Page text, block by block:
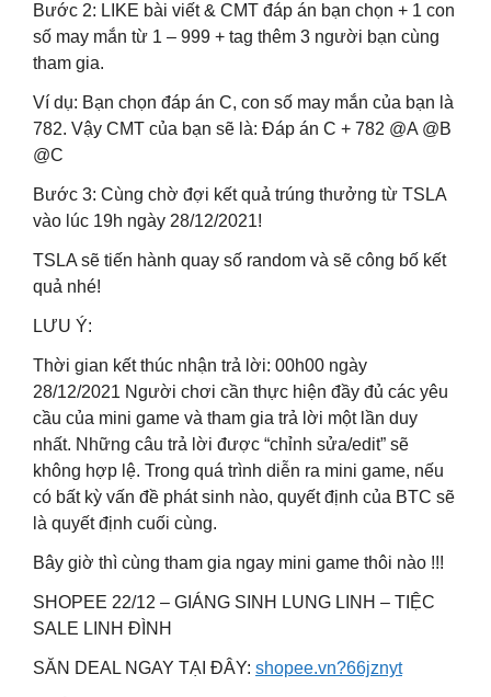
Bước 2: LIKE bài viết & CMT đáp án bạn chọn + 1 con
số may mắn từ 1 – 999 + tag thêm 3 người bạn cùng
tham gia.
Ví dụ: Bạn chọn đáp án C, con số may mắn của bạn là
782. Vậy CMT của bạn sẽ là: Đáp án C + 782 @A @B
@C
Bước 3: Cùng chờ đợi kết quả trúng thưởng từ TSLA
vào lúc 19h ngày 28/12/2021!
TSLA sẽ tiến hành quay số random và sẽ công bố kết
quả nhé!
LƯU Ý:
Thời gian kết thúc nhận trả lời: 00h00 ngày
28/12/2021 Người chơi cần thực hiện đầy đủ các yêu
cầu của mini game và tham gia trả lời một lần duy
nhất. Những câu trả lời được “chỉnh sửa/edit” sẽ
không hợp lệ. Trong quá trình diễn ra mini game, nếu
có bất kỳ vấn đề phát sinh nào, quyết định của BTC sẽ
là quyết định cuối cùng.
Bây giờ thì cùng tham gia ngay mini game thôi nào !!!
SHOPEE 22/12 – GIÁNG SINH LUNG LINH – TIỆC
SALE LINH ĐÌNH
SĂN DEAL NGAY TẠI ĐÂY: shopee.vn?66jznyt